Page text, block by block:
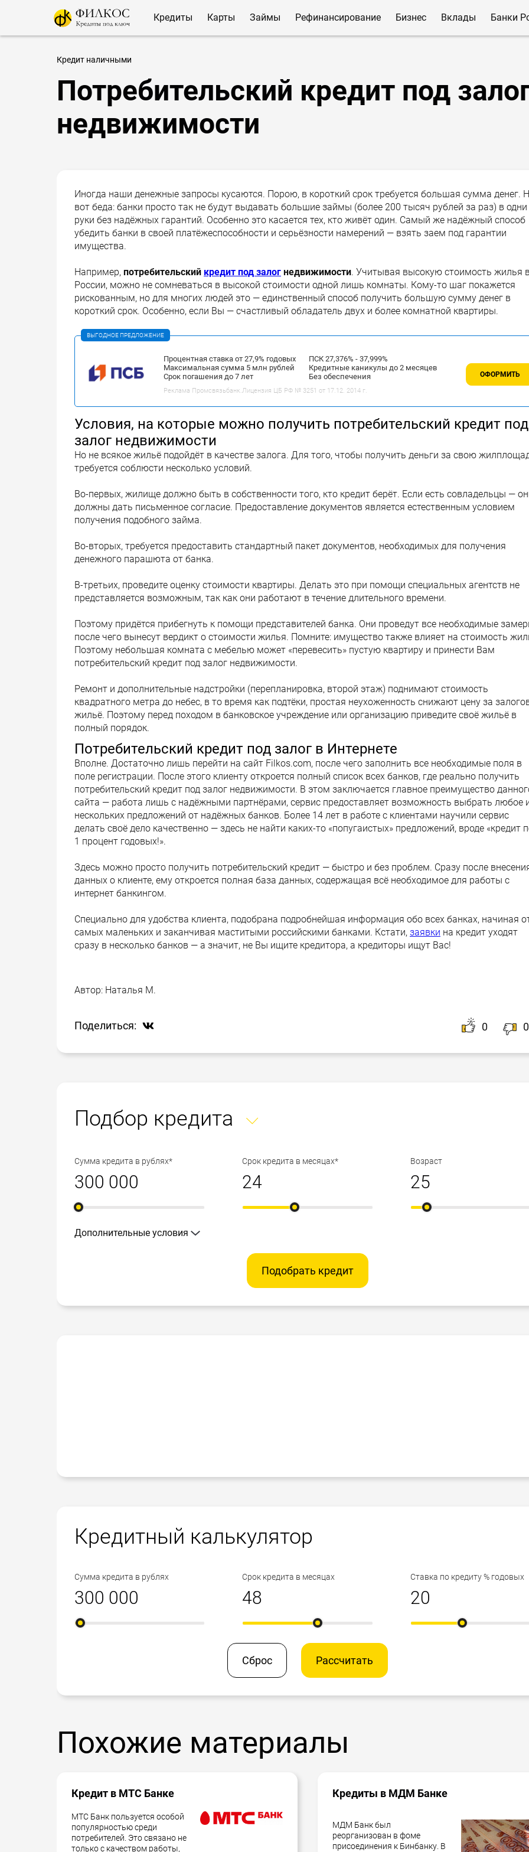
Кредиты Карты Займы Рефинансирование Бизнес Вклады Банки
Кредит наличными
Потребительский кредит под
недвижимости
Иногда наши денежные запросы кусаются. Порою, в короткий срок требуется большая сумма денег.
вот беда: банки просто так не будут выдавать большие займы (более 200 тысяч рублей за раз) в одни
руки без надёжных гарантий. Особенно это касается тех, кто живёт один. Самый же надёжный способ
убедить банки в своей платёжеспособности и серьёзности намерений — взять заем под гарантии
имущества.
Например, потребительский кредит под залог недвижимости. Учитывая высокую стоимость жилья в
России, можно не сомневаться в высокой стоимости одной лишь комнаты. Кому-то шаг покажется
рискованным, но для многих людей это — единственный способ получить большую сумму денег в
короткий срок. Особенно, если Вы — счастливый обладатель двух и более комнатной квартиры.
ВЫГОДНОЕ ПРЕДЛОЖЕНИЕ
Процентная ставка от 27,9% годовых
Максимальная сумма 5 млн рублей
Срок погашения до 7 лет
ПСК 27,376% - 37,999%
Кредитные каникулы до 2 месяцев
Без обеспечения
Реклама Промсвязьбанк.Лицензия ЦБ РФ № 3251 от 17.12. 2014 г.
ОФОРМИТЬ
Условия, на которые можно получить потребительский кредит под
залог недвижимости
Но не всякое жильё подойдёт в качестве залога. Для того, чтобы получить деньги за свою
требуется соблюсти несколько условий.
Во-первых, жилище должно быть в собственности того, кто кредит берёт. Если есть совладельцы —
должны дать письменное согласие. Предоставление документов является естественным условием
получения подобного займа.
Во-вторых, требуется предоставить стандартный пакет документов, необходимых для получения
денежного парашюта от банка.
В-третьих, проведите оценку стоимости квартиры. Делать это при помощи специальных агентств не
представляется возможным, так как они работают в течение длительного времени.
Поэтому придётся прибегнуть к помощи представителей банка. Они проведут все необходимые
после чего вынесут вердикт о стоимости жилья. Помните: имущество также влияет на стоимость
Поэтому небольшая комната с мебелью может «перевесить» пустую квартиру и принести Вам
потребительский кредит под залог недвижимости.
Ремонт и дополнительные надстройки (перепланировка, второй этаж) поднимают стоимость
квадратного метра до небес, в то время как подтёки, простая неухоженность снижают цену за
жильё. Поэтому перед походом в банковское учреждение или организацию приведите своё жильё в
полный порядок.
Потребительский кредит под залог в Интернете
Вполне. Достаточно лишь перейти на сайт Filkos.com, после чего заполнить все необходимые поля в
поле регистрации. После этого клиенту откроется полный список всех банков, где реально получить
потребительский кредит под залог недвижимости. В этом заключается главное преимущество
сайта — работа лишь с надёжными партнёрами, сервис предоставляет возможность выбрать любое
нескольких предложений от надёжных банков. Более 14 лет в работе с клиентами научили сервис
делать своё дело качественно — здесь не найти каких-то «попугаистых» предложений, вроде «кредит
1 процент годовых!».
Здесь можно просто получить потребительский кредит — быстро и без проблем. Сразу после
данных о клиенте, ему откроется полная база данных, содержащая всё необходимое для работы с
интернет банкингом.
Специально для удобства клиента, подобрана подробнейшая информация обо всех банках, начиная
самых маленьких и заканчивая маститыми российскими банками. Кстати, заявки на кредит уходят
сразу в несколько банков — а значит, не Вы ищите кредитора, а кредиторы ищут Вас!
Автор: Наталья М.
Поделиться: 0 0
Подбор кредита
Сумма кредита в рублях* Срок кредита в месяцах* Возраст
Дополнительные условия
Подобрать кредит
Кредитный калькулятор
Сумма кредита в рублях Срок кредита в месяцах Ставка по кредиту % годовых
Сброс Рассчитать
Похожие материалы
Кредит в МТС Банке
МТС Банк пользуется особой
популярностью среди
потребителей. Это связано не
только с качеством работы,
Кредиты в МДМ Банке
МДМ Банк был
реорганизован в фоме
присоединения к Бинбанку. В